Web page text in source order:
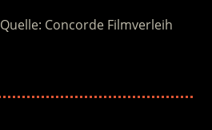
Quelle: Concorde Filmverleih